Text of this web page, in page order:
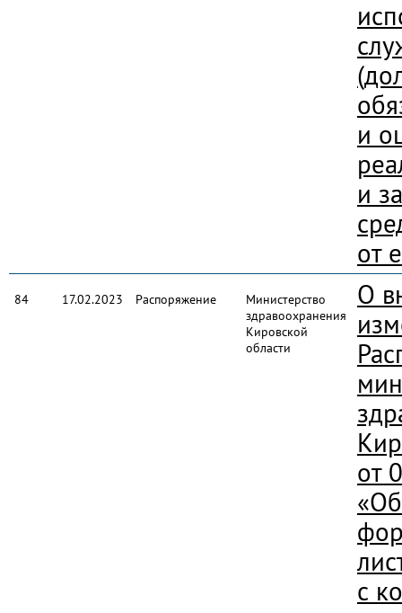
и
и
от
84 17.02.2023 Распоряжение
Министерство
здравоохранения
Кировской
области
О
от
с